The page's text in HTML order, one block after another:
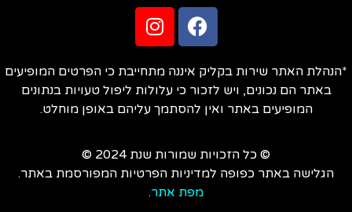
האתר שירות בקליק איננה מתחייבת כי הפרטים המופיעים
באתר הם נכונים, ויש לזכור כי עלולות ליפול טעויות בנתונים
המופיעים באתר ואין להסתמך עליהם באופן מוחלט.
© כל הזכויות שמורות שנת 2024 ©
הגלישה באתר כפופה למדיניות הפרטיות המפורסמת באתר.
מפת אתר.